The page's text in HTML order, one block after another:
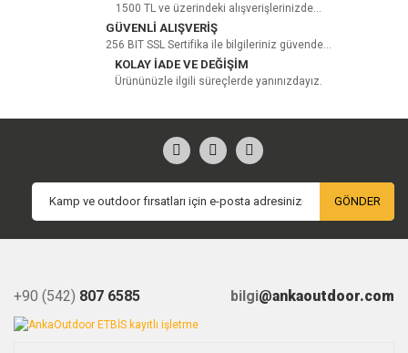
1500 TL ve üzerindeki alışverişlerinizde...
GÜVENLİ ALIŞVERİŞ
256 BIT SSL Sertifika ile bilgileriniz güvende...
KOLAY İADE VE DEĞİŞİM
Ürününüzle ilgili süreçlerde yanınızdayız.
GÖNDER
+90 (542) 807 6585 bilgi@ankaoutdoor.com